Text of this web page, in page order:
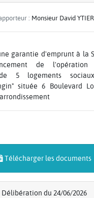
: Monsieur David YTIER
garantie d'emprunt à la
de l'opération
5 logements
située 6 Boulevard
Télécharger les documents
Délibération du 24/06/2026